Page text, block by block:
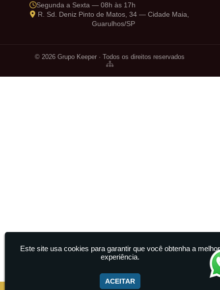
Segunda a Sexta — 08h às 17h
R. Sd. Deniz Pinto de Matos, 34 — Cidade Maia,
Guarulhos/SP
© 2026 Grupo Keeper · Todos os direitos reservados
Este site usa cookies para garantir que você obtenha a melhor
experiência.
ACEITAR